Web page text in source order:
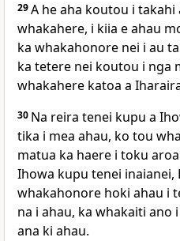
29A he aha koutou i
whakahere, i kiia e ahau
ka whakahonore nei i au
ka tetere nei koutou i nga
whakahere katoa a
30 Na reira tenei kupu a
tika i mea ahau, ko tou
matua ka haere i toku
Ihowa kupu tenei inaianei,
whakahonore hoki ahau i
na i ahau, ka whakaiti ano
ana ki ahau.